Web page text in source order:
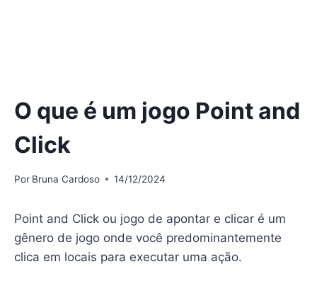
O que é um jogo Point and
Click
Por Bruna Cardoso 14/12/2024
Point and Click ou jogo de apontar e clicar é um
gênero de jogo onde você predominantemente
clica em locais para executar uma ação.